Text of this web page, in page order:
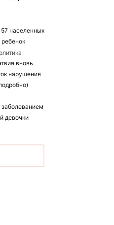
населенных
вновь
нарушения
девочки